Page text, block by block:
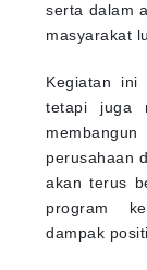
serta dalam
masyarakat
Kegiatan ini
tetapi juga
perusahaan
akan terus
program
dampak